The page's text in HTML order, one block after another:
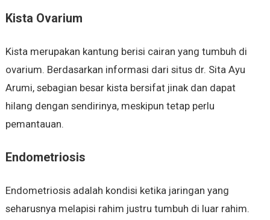
Kista Ovarium
Kista merupakan kantung berisi cairan yang tumbuh di
ovarium. Berdasarkan informasi dari situs dr. Sita Ayu
Arumi, sebagian besar kista bersifat jinak dan dapat
hilang dengan sendirinya, meskipun tetap perlu
pemantauan.
Endometriosis
Endometriosis adalah kondisi ketika jaringan yang
seharusnya melapisi rahim justru tumbuh di luar rahim.